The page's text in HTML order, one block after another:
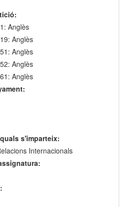
Anglès
Anglès
Anglès
Anglès
Anglès
s'imparteix:
Internacionals